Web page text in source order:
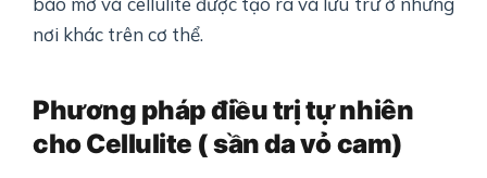
nơi khác trên cơ thể.
Phương pháp điều trị tự nhiên
cho Cellulite ( sần da vỏ cam)